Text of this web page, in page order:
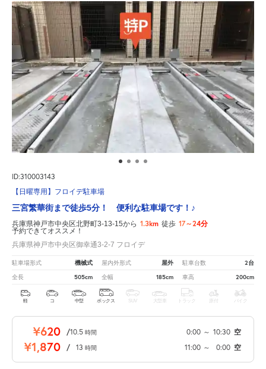
ID:310003143
【日曜専用】フロイデ駐車場
三宮繁華街まで徒歩5分！ 便利な駐車場です！♪
兵庫県神戸市中央区北野町3-13-15から 1.3km 徒歩 17～24分
予約できてオススメ！
兵庫県神戸市中央区御幸通3-2-7 フロイデ
駐車場形式 機械式 屋内外形式 屋外 駐車台数 2台
全長 505cm 全幅 185cm 車高 200cm
軽 コ 中型 ボックス SUV 大型車 トラック 原付 バイク
¥620 /10.5 時間 0:00 ～ 10:30 空
¥1,870 / 13 時間 11:00 ～ 0:00 空